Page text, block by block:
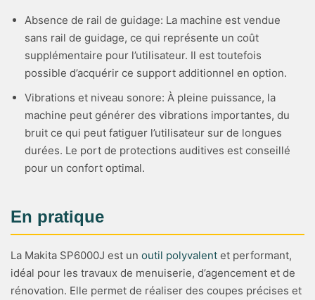
Absence de rail de guidage: La machine est vendue
sans rail de guidage, ce qui représente un coût
supplémentaire pour l’utilisateur. Il est toutefois
possible d’acquérir ce support additionnel en option.
Vibrations et niveau sonore: À pleine puissance, la
machine peut générer des vibrations importantes, du
bruit ce qui peut fatiguer l’utilisateur sur de longues
durées. Le port de protections auditives est conseillé
pour un confort optimal.
En pratique
La Makita SP6000J est un outil polyvalent et performant,
idéal pour les travaux de menuiserie, d’agencement et de
rénovation. Elle permet de réaliser des coupes précises et